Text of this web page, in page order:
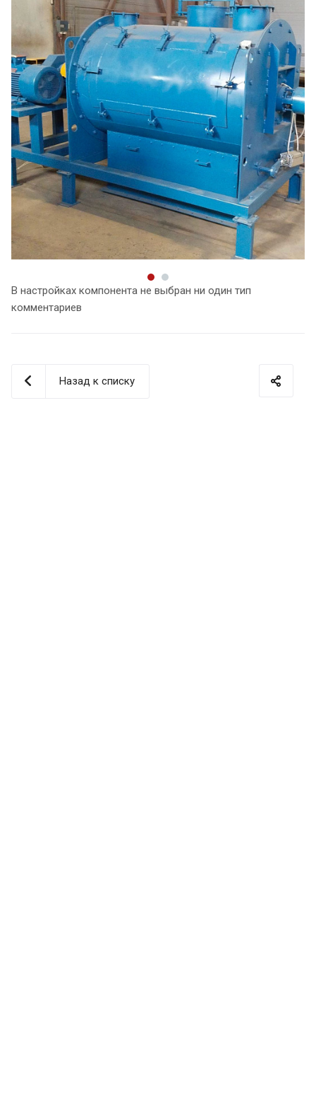
В настройках компонента не выбран ни один тип
комментариев
Назад к списку